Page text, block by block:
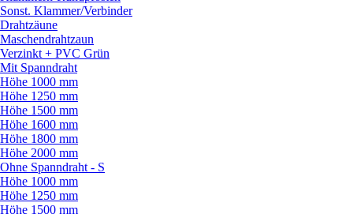
Sonst. Klammer/Verbinder
Drahtzäune
Maschendrahtzaun
Verzinkt + PVC Grün
Mit Spanndraht
Höhe 1000 mm
Höhe 1250 mm
Höhe 1500 mm
Höhe 1600 mm
Höhe 1800 mm
Höhe 2000 mm
Ohne Spanndraht - S
Höhe 1000 mm
Höhe 1250 mm
Höhe 1500 mm